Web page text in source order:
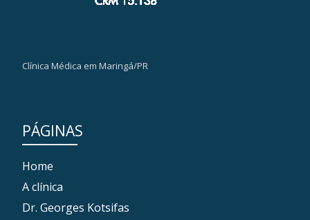
Clínica Médica em Maringá/PR
PÁGINAS
Home
A clínica
Dr. Georges Kotsifas